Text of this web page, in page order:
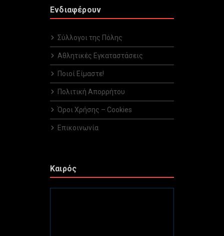
Ενδιαφέρουν
Σύλλογοι της Πόλης
Αθλητικές Εγκαταστάσεις
Ποιοί Είμαστε!
Πολιτική Απορρήτου
Όροι Χρήσης – Cookies
Επικοινωνία
Καιρός